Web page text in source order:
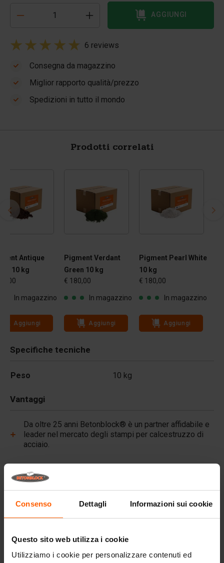
Consenso Dettagli Informazioni sui cookie
Questo sito web utilizza i cookie
Utilizziamo i cookie per personalizzare contenuti ed
AGGIUNGI
6 reviews
Consegna da magazzino
Miglior rapporto qualità/prezzo
Spedizioni in tutto il mondo
Prodotti correlati
Antique
10 kg
In magazzino
Aggiungi
Pigment Verdant
Green 10 kg
€ 180,00
In magazzino
Aggiungi
Pigment Pearl White
10 kg
€ 180,00
In magazzino
Aggiungi
Specifiche tecniche
Peso 10 kg
Vantaggi
Da oltre 25 anni Betonblock® è un partner affidabile e
leader nel mercato degli stampi per calcestruzzo di
acciaio.
Domande frequenti
Dettagli
Pigmenti premium per calcestruzzo, colore duraturo